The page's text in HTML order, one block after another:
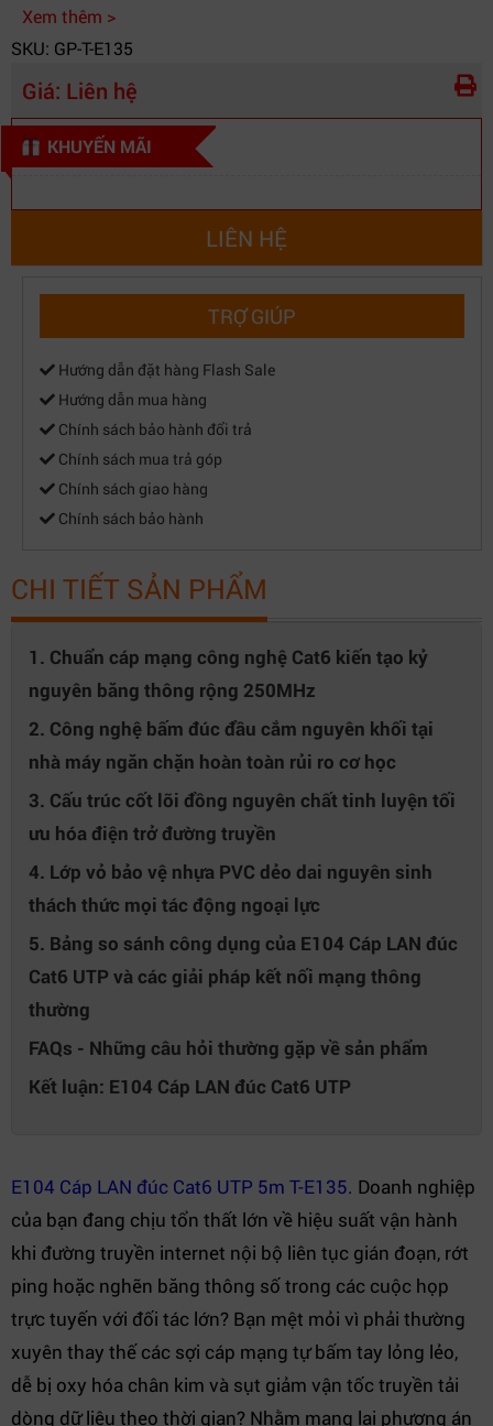
Xem thêm >
SKU: GP-T-E135
Giá: Liên hệ
KHUYẾN MÃI
LIÊN HỆ
TRỢ GIÚP
Hướng dẫn đặt hàng Flash Sale
Hướng dẫn mua hàng
Chính sách bảo hành đổi trả
Chính sách mua trả góp
Chính sách giao hàng
Chính sách bảo hành
CHI TIẾT SẢN PHẨM
1. Chuẩn cáp mạng công nghệ Cat6 kiến tạo kỷ
nguyên băng thông rộng 250MHz
2. Công nghệ bấm đúc đầu cắm nguyên khối tại
nhà máy ngăn chặn hoàn toàn rủi ro cơ học
3. Cấu trúc cốt lõi đồng nguyên chất tinh luyện tối
ưu hóa điện trở đường truyền
4. Lớp vỏ bảo vệ nhựa PVC dẻo dai nguyên sinh
thách thức mọi tác động ngoại lực
5. Bảng so sánh công dụng của E104 Cáp LAN đúc
Cat6 UTP và các giải pháp kết nối mạng thông
thường
FAQs - Những câu hỏi thường gặp về sản phẩm
Kết luận: E104 Cáp LAN đúc Cat6 UTP
E104 Cáp LAN đúc Cat6 UTP 5m T-E135. Doanh nghiệp
của bạn đang chịu tổn thất lớn về hiệu suất vận hành
khi đường truyền internet nội bộ liên tục gián đoạn, rớt
ping hoặc nghẽn băng thông số trong các cuộc họp
trực tuyến với đối tác lớn? Bạn mệt mỏi vì phải thường
xuyên thay thế các sợi cáp mạng tự bấm tay lỏng lẻo,
dễ bị oxy hóa chân kim và sụt giảm vận tốc truyền tải
dòng dữ liệu theo thời gian? Nhằm mang lại phương án